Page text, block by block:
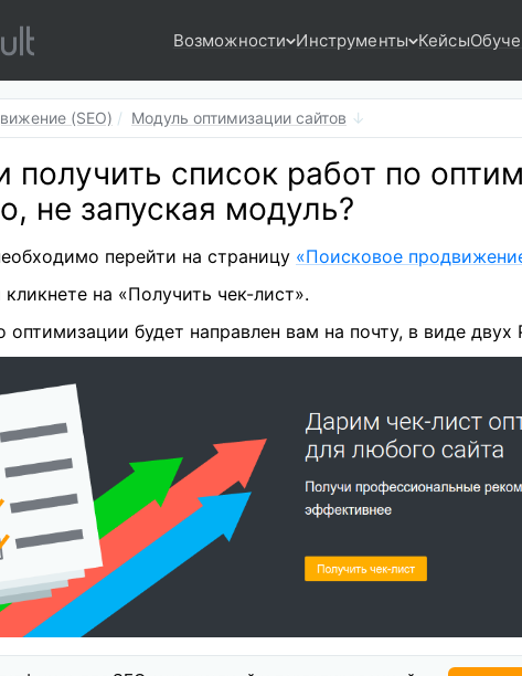
Возможности Инструменты Кейсы
(SEO) Модуль оптимизации сайтов
список работ по
не запуская модуль?
перейти на страницу «Поисковое
на «Получить чек-лист».
оптимизации будет направлен вам на почту, в виде двух